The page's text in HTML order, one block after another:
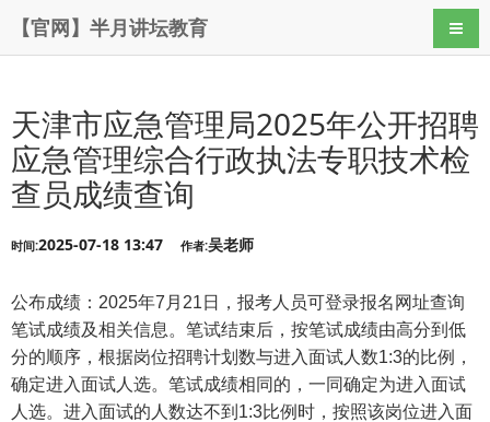
【官网】半月讲坛教育 导航
天津市应急管理局2025年公开招聘
应急管理综合行政执法专职技术检
查员成绩查询
时间:2025-07-18 13:47 作者:吴老师
公布成绩：2025年7月21日，报考人员可登录报名网址查询
笔试成绩及相关信息。笔试结束后，按笔试成绩由高分到低
分的顺序，根据岗位招聘计划数与进入面试人数1:3的比例，
确定进入面试人选。笔试成绩相同的，一同确定为进入面试
人选。进入面试的人数达不到1:3比例时，按照该岗位进入面